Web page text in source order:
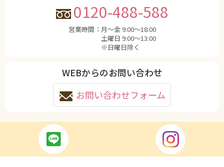
0120-488-588
営業時間： 月〜金 9:00〜18:00
土曜日 9:00〜13:00
※日曜日除く
WEBからのお問い合わせ
お問い合わせフォーム